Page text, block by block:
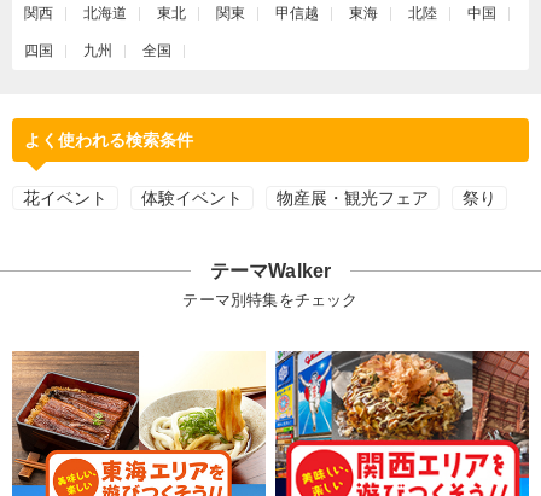
関西 北海道 東北 関東 甲信越 東海 北陸 中国
四国 九州 全国
よく使われる検索条件
花イベント 体験イベント 物産展・観光フェア 祭り
テーマWalker
テーマ別特集をチェック